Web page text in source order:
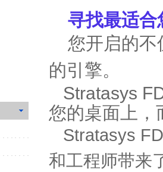
寻找最适合
您开启的不
的引擎。
Stratasys
您的桌面上，
Stratasys
和工程师带来